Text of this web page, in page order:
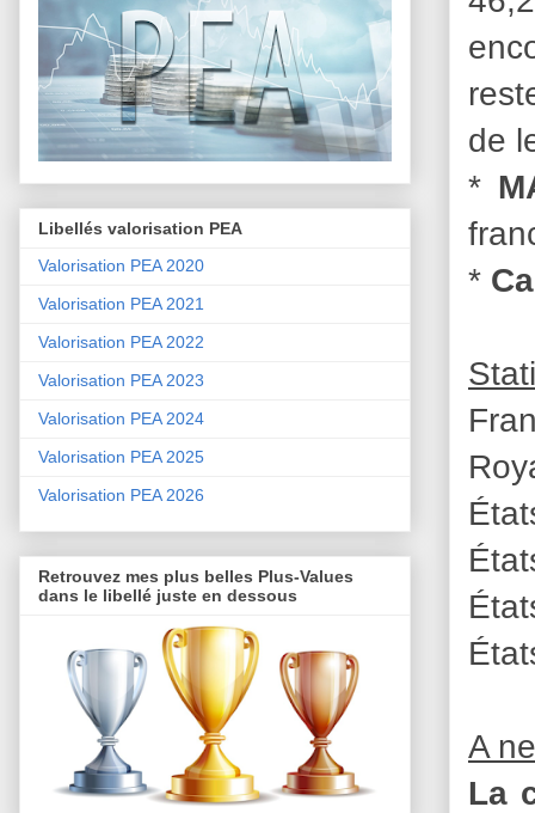
de
*
*
A
La
Libellés valorisation PEA
Valorisation PEA 2020
Valorisation PEA 2021
Valorisation PEA 2022
Valorisation PEA 2023
Valorisation PEA 2024
Valorisation PEA 2025
Valorisation PEA 2026
Retrouvez mes plus belles Plus-Values
dans le libellé juste en dessous